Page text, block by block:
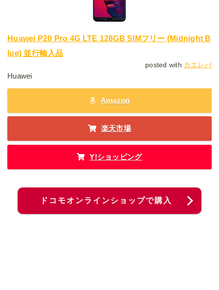
Huawei P20 Pro 4G LTE 128GB SIMフリー (Midnight B
lue) 並行輸入品
posted with カエレバ
Huawei
Amazon
楽天市場
Y!ショッピング
ドコモオンラインショップで購入